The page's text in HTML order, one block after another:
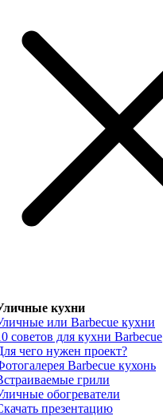
кухни
или Barbecue кухни
советов для кухни Barbecue
чего нужен проект?
Barbecue кухонь
грили
обогреватели
презентацию